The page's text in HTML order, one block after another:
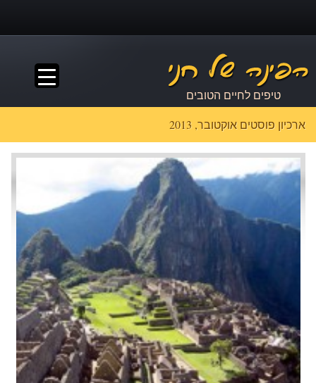
טיפים לחיים הטובים
ארכיון פוסטים אוקטובר, 2013